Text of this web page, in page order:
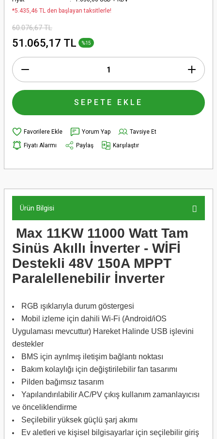
*5.435,46 TL den başlayan taksitlerle!
60.076,67 TL
51.065,17 TL %15
SEPETE EKLE
Yorum Yap
Tavsiye Et
Fiyatı Alarmı
Paylaş Karşılaştır
Ürün Bilgisi
Max 11KW 11000 Watt Tam
Sinüs Akıllı İnverter - WİFİ
Destekli 48V 150A MPPT
Paralellenebilir İnverter
RGB ışıklarıyla durum göstergesi
Mobil izleme için dahili Wi-Fi (Android/iOS
Uygulaması mevcuttur) Hareket Halinde USB işlevini
destekler
BMS için ayrılmış iletişim bağlantı noktası
Bakım kolaylığı için değiştirilebilir fan tasarımı
Pilden bağımsız tasarım
Yapılandırılabilir AC/PV çıkış kullanım zamanlayıcısı
ve önceliklendirme
Seçilebilir yüksek güçlü şarj akımı
Ev aletleri ve kişisel bilgisayarlar için seçilebilir giriş